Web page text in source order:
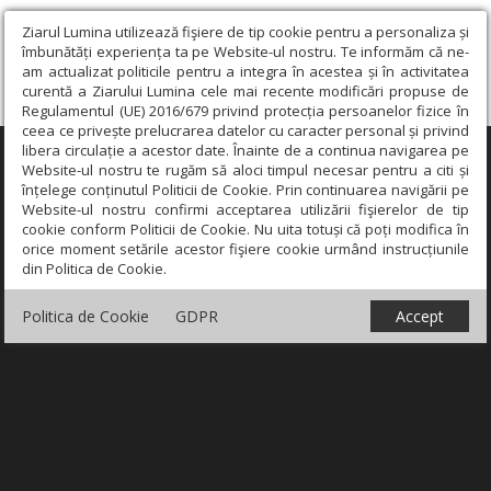
Ziarul Lumina utilizează fişiere de tip cookie pentru a personaliza și
îmbunătăți experiența ta pe Website-ul nostru. Te informăm că ne-
am actualizat politicile pentru a integra în acestea și în activitatea
curentă a Ziarului Lumina cele mai recente modificări propuse de
Regulamentul (UE) 2016/679 privind protecția persoanelor fizice în
ceea ce privește prelucrarea datelor cu caracter personal și privind
libera circulație a acestor date. Înainte de a continua navigarea pe
Website-ul nostru te rugăm să aloci timpul necesar pentru a citi și
înțelege conținutul Politicii de Cookie. Prin continuarea navigării pe
Website-ul nostru confirmi acceptarea utilizării fişierelor de tip
cookie conform Politicii de Cookie. Nu uita totuși că poți modifica în
orice moment setările acestor fişiere cookie urmând instrucțiunile
din Politica de Cookie.
Politica de Cookie GDPR Accept
×